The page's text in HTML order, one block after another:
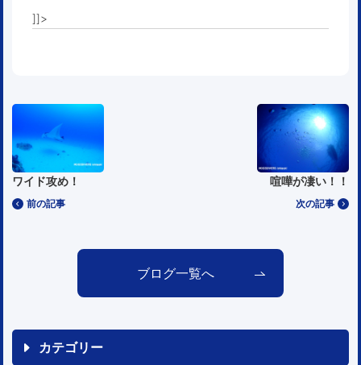
]]>
前の記事
ワイド攻め！
次の記事
喧嘩が凄い！！
ブログ一覧へ
カテゴリー